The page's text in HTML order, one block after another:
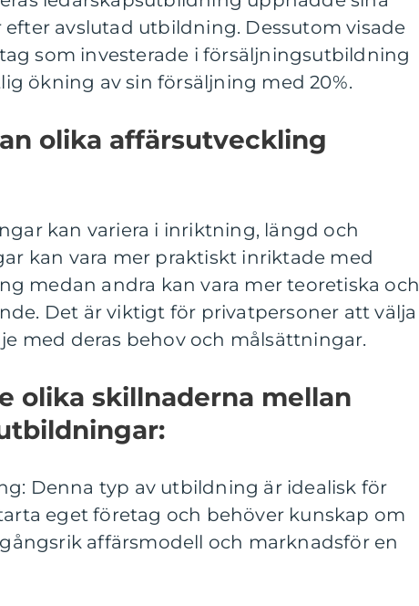
avslutad utbildning. Dessutom visade
som investerade i försäljningsutbildning
ökning av sin försäljning med 20%.
olika affärsutveckling
kan variera i inriktning, längd och
kan vara mer praktiskt inriktade med
medan andra kan vara mer teoretiska och
Det är viktigt för privatpersoner att välja
med deras behov och målsättningar.
olika skillnaderna mellan
Denna typ av utbildning är idealisk för
eget företag och behöver kunskap om
affärsmodell och marknadsför en